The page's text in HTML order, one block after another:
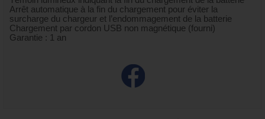
Arrêt automatique à la fin du chargement pour éviter la
surcharge du chargeur et l’endommagement de la batterie
Chargement par cordon USB non magnétique (fourni)
Garantie : 1 an